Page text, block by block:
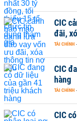
CIC
đãi,
TÀI CHÍNH -
CIC
hàng
TÀI CHÍNH -
CIC